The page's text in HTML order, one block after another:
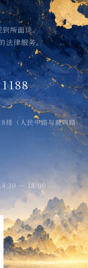
所面谈。
法律服务。
楼（人民中路与鹿鸣路
— 18:00